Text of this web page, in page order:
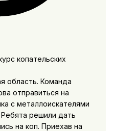
область. Команда
отправиться на
с металлоискателями
решили дать
на коп. Приехав на